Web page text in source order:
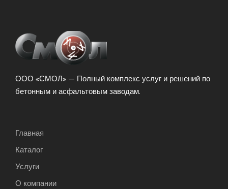
ООО «СМОЛ» — Полный комплекс услуг и решений по
бетонным и асфальтовым заводам.
Главная
Каталог
Услуги
О компании